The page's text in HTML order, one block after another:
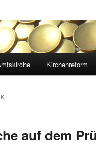
Kirchenreform
auf dem